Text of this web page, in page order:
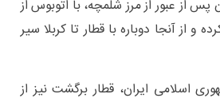
از عبور از مرز شلمچه، با اتوبوس از
و از آنجا دوباره با قطار تا کربلا سیر
اسلامی ایران، قطار برگشت نیز از